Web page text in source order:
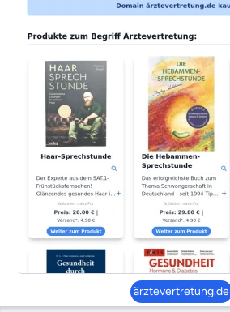
ärztevertretung.de